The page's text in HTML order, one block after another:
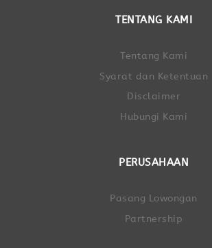
TENTANG KAMI
Tentang Kami
Syarat dan Ketentuan
Disclaimer
Hubungi Kami
PERUSAHAAN
Pasang Lowongan
Partnership